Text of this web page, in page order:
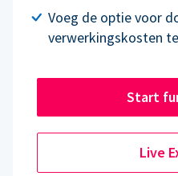
Voeg de optie voor
verwerkingskosten
Start
Live